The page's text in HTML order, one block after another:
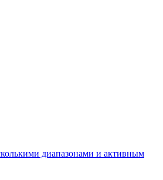
диапазонами и активным